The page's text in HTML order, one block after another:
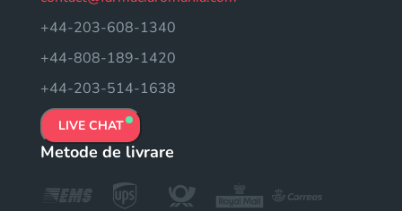
+44-203-608-1340
+44-808-189-1420
+44-203-514-1638
LIVE CHAT
Metode de livrare